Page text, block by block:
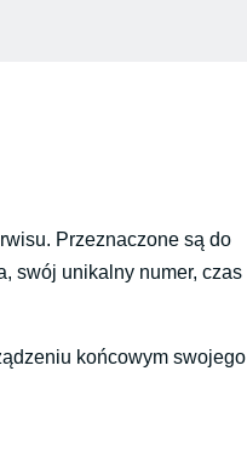
Przeznaczone są do
swój unikalny numer, czas
końcowym swojego